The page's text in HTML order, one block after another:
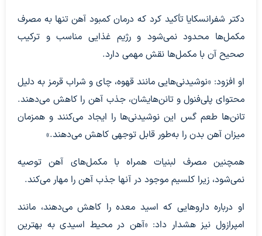
دکتر شفرانسکایا تأکید کرد که درمان کمبود آهن تنها به مصرف
مکمل‌ها محدود نمی‌شود و رژیم غذایی مناسب و ترکیب
صحیح آن با مکمل‌ها نقش مهمی دارد.
او افزود: «نوشیدنی‌هایی مانند قهوه، چای و شراب قرمز به دلیل
محتوای پلی‌فنول و تانن‌هایشان، جذب آهن را کاهش می‌دهند.
تانن‌ها طعم گس این نوشیدنی‌ها را ایجاد می‌کنند و همزمان
میزان آهن بدن را به‌طور قابل توجهی کاهش می‌دهند.»
همچنین مصرف لبنیات همراه با مکمل‌های آهن توصیه
نمی‌شود، زیرا کلسیم موجود در آنها جذب آهن را مهار می‌کند.
او درباره داروهایی که اسید معده را کاهش می‌دهند، مانند
امپرازول نیز هشدار داد: «آهن در محیط اسیدی به بهترین